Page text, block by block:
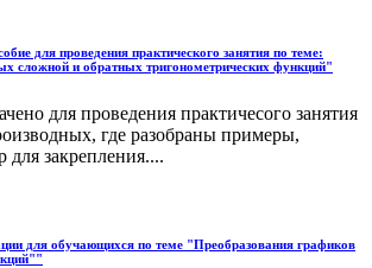
для проведения практического занятия по теме:
сложной и обратных тригонометрических функций"
для проведения практичесого занятия
где разобраны примеры,
для закрепления....
для обучающихся по теме "Преобразования графиков